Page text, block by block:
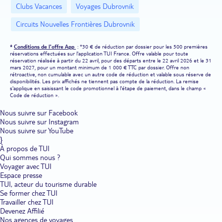
ses clubs Mini, Junior, Challenger et Jeun's.
Notre club Lookéa de Dubrovnik au plus près des belles plages
: c'est ce que vous réserve un séjour au club Lookéa de Dubrovnik.
Niché au cœur d'une des stations balnéaires les plus populaires de
Croatie, votre club Lookéa de Dubrovnik offre un accès direct à
une jolie plage de galets, où transats et parasols vous attendent
pour de douces parenthèses de paresse. Ici, comme sur les plages
de Plat, Zavrelje ou Mlini qui bordent la baie de Tiha, la mer étale
offre une variété infinie d'activités allant du jet-ski à la pêche sous-
la silhouette de Supetar, un spot idéal pour la plongée. Vous
préférez rester à proximité de la vieille ville pour visiter Dubrovnik
et profiter de la mer ? Rendez-vous sur les rochers de la plage de
Buza, au pied des remparts. À moins de vous laisser séduire par
min de ferry du vieux port.
Les couleurs de la nature à deux pas du club Lookéa de
Dubrovnik.
club Lookéa de Dubrovnik est le point de départ de balades dans
de magnifiques paysages entre mer et montagne. Profitez de votre
séjour pour découvrir l'un des points forts de Dubrovnik : sa
proximité avec quelques-unes des plus belles îles de Croatie.
L'occasion idéale de sauter sur le ferry pour filer vers Mljet. Isolée
Clubs Vacances
Voyages Dubrovnik
Circuits Nouvelles Frontières Dubrovnik
* Conditions de l'offre App : *30 € de réduction par dossier pour les 500 premières
réservations effectuées sur l'application TUI France. Offre valable pour toute
réservation réalisée à partir du 22 avril, pour des départs entre le 22 avril 2026 et le 31
mars 2027, pour un montant minimum de 1 000 € TTC par dossier. Offre non
rétroactive, non cumulable avec un autre code de réduction et valable sous réserve de
disponibilités. Les prix affichés ne tiennent pas compte de la réduction. La remise
s'applique en saisissant le code promotionnel à l'étape de paiement, dans le champ «
Code de réduction ».
Nous suivre sur Facebook
Nous suivre sur Instagram
Nous suivre sur YouTube
}
À propos de TUI
Qui sommes nous ?
Voyager avec TUI
Espace presse
TUI, acteur du tourisme durable
Se former chez TUI
Travailler chez TUI
Devenez Affilié
Nos agences de voyages